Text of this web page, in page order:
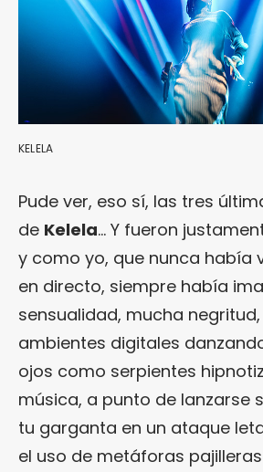
KELELA
Pude ver, eso sí, las tres
de Kelela… Y fueron
y como yo, que nunca había
en directo, siempre había
sensualidad, mucha
ambientes digitales
ojos como serpientes
música, a punto de lanzarse
tu garganta en un ataque
el uso de metáforas